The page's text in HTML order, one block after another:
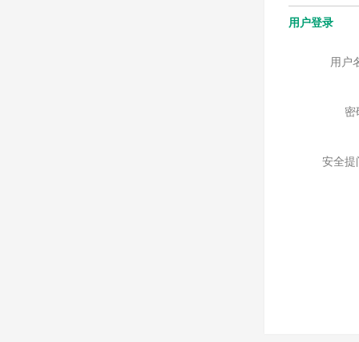
用户登录
用户
密
安全提